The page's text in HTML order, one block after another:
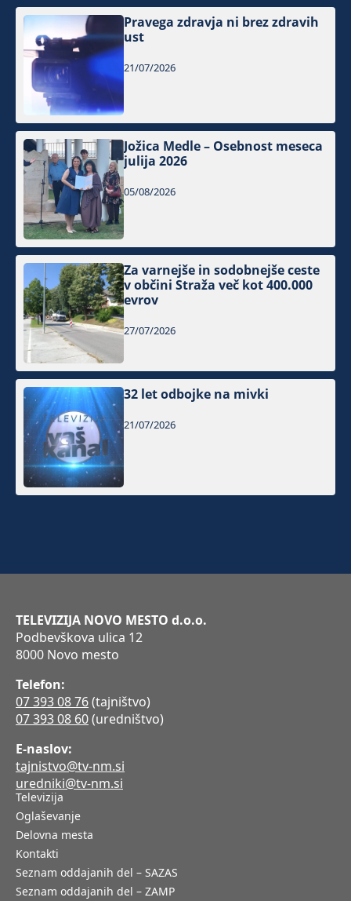
Pravega zdravja ni brez zdravih
ust
21/07/2026
Jožica Medle – Osebnost meseca
julija 2026
05/08/2026
Za varnejše in sodobnejše ceste
v občini Straža več kot 400.000
evrov
27/07/2026
32 let odbojke na mivki
21/07/2026
TELEVIZIJA NOVO MESTO d.o.o.
Podbevškova ulica 12
8000 Novo mesto
Telefon:
07 393 08 76(tajništvo)
07 393 08 60(uredništvo)
E-naslov:
tajnistvo@tv-nm.si
uredniki@tv-nm.si
Televizija
Oglaševanje
Delovna mesta
Kontakti
Seznam oddajanih del – SAZAS
Seznam oddajanih del – ZAMP